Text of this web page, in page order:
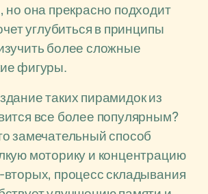
но она прекрасно подходит
углубиться в принципы
более сложные
фигуры.
таких пирамидок из
все более популярным?
замечательный способ
моторику и концентрацию
процесс складывания